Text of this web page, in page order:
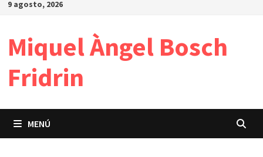
9 agosto, 2026
Miquel Àngel Bosch
Fridrin
MENÚ